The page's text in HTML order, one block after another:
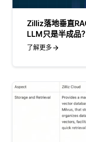
Zilliz落地垂直
LLM只是半成品？
了解更多